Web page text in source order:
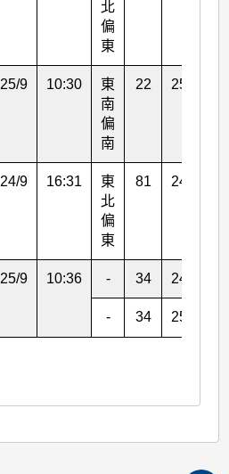
北
偏
東
25/9 10:30
東
南
偏
南
22 25/9
24/9 16:31
東
北
偏
東
81 24/9
25/9 10:36 - 34 24/9
- 34 25/9